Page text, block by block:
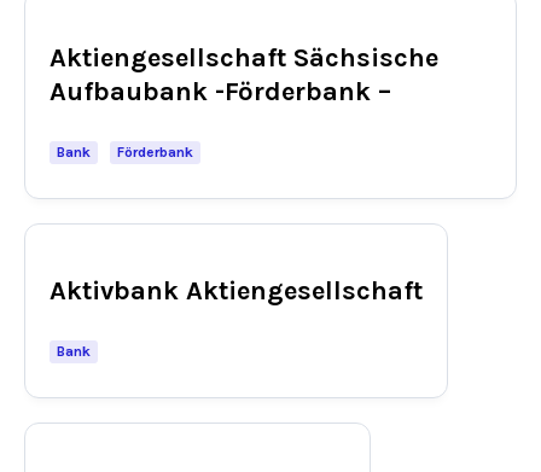
Aktiengesellschaft Sächsische
Aufbaubank -Förderbank –
Bank Förderbank
Aktivbank Aktiengesellschaft
Bank